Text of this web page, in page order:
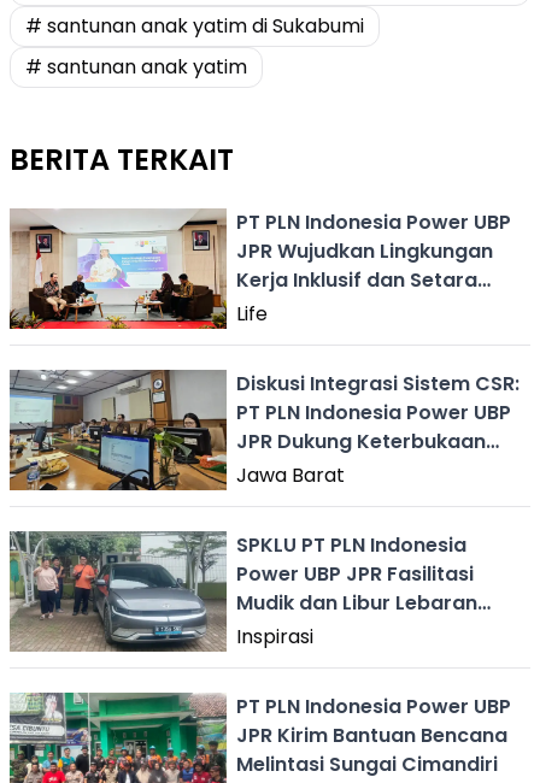
# santunan anak yatim di Sukabumi
# santunan anak yatim
BERITA TERKAIT
PT PLN Indonesia Power UBP
JPR Wujudkan Lingkungan
Kerja Inklusif dan Setara
Gender
Life
Diskusi Integrasi Sistem CSR:
PT PLN Indonesia Power UBP
JPR Dukung Keterbukaan
Informasi Pelaksanaan CSR
di Jabar
Jawa Barat
SPKLU PT PLN Indonesia
Power UBP JPR Fasilitasi
Mudik dan Libur Lebaran
2025, Warga Berharap
Fasilitas Ditambah
Inspirasi
PT PLN Indonesia Power UBP
JPR Kirim Bantuan Bencana
Melintasi Sungai Cimandiri